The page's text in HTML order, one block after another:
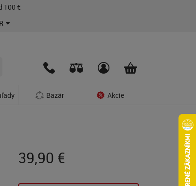
100 €
Bazár Akcie
39,90 €